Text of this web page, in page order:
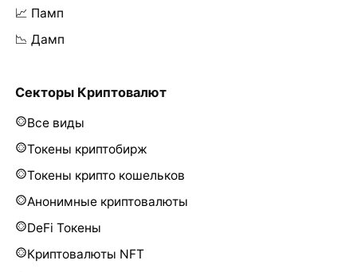
📈 Памп
📉 Дамп
Секторы Криптовалют
Все виды
Токены криптобирж
Токены крипто кошельков
Анонимные криптовалюты
DeFi Токены
Криптовалюты NFT